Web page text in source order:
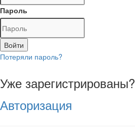
Пароль
Войти
Потеряли пароль?
Уже зарегистрированы?
Авторизация